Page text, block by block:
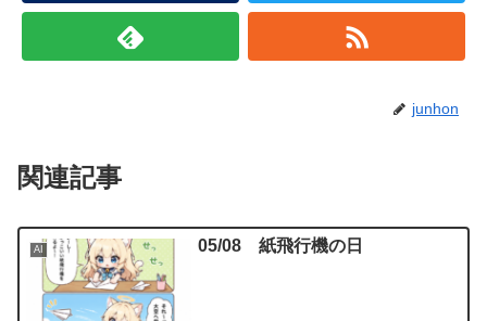
junhon
関連記事
AI 05/08 紙飛行機の日